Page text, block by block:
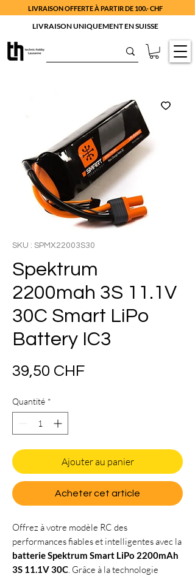
LIVRAISON OFFERTE À PARTIR DE 100.- CHF
LIVRAISON UNIQUEMENT EN SUISSE
SKU : SPMX22003S30
Spektrum
2200mah 3S 11.1V
30C Smart LiPo
Battery IC3
39,50 CHFPrix
Quantité *
Ajouter au panier
Acheter cet article
Offrez à votre modèle RC des
performances fiables et intelligentes avec la
batterie Spektrum Smart LiPo 2200mAh
3S 11.1V 30C . Grâce à la technologie